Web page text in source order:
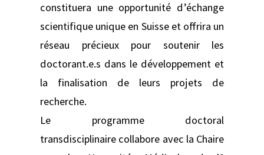
constituera une opportunité d’échange
scientifique unique en Suisse et offrira un
réseau précieux pour soutenir les
doctorant.e.s dans le développement et
la finalisation de leurs projets de
recherche.
Le programme doctoral
transdisciplinaire collabore avec la Chaire